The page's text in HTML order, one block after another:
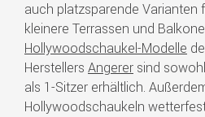
auch platzsparende Varianten
kleinere Terrassen und
Hollywoodschaukel-Modelle
Herstellers Angerer sind
als 1-Sitzer erhältlich.
Hollywoodschaukeln